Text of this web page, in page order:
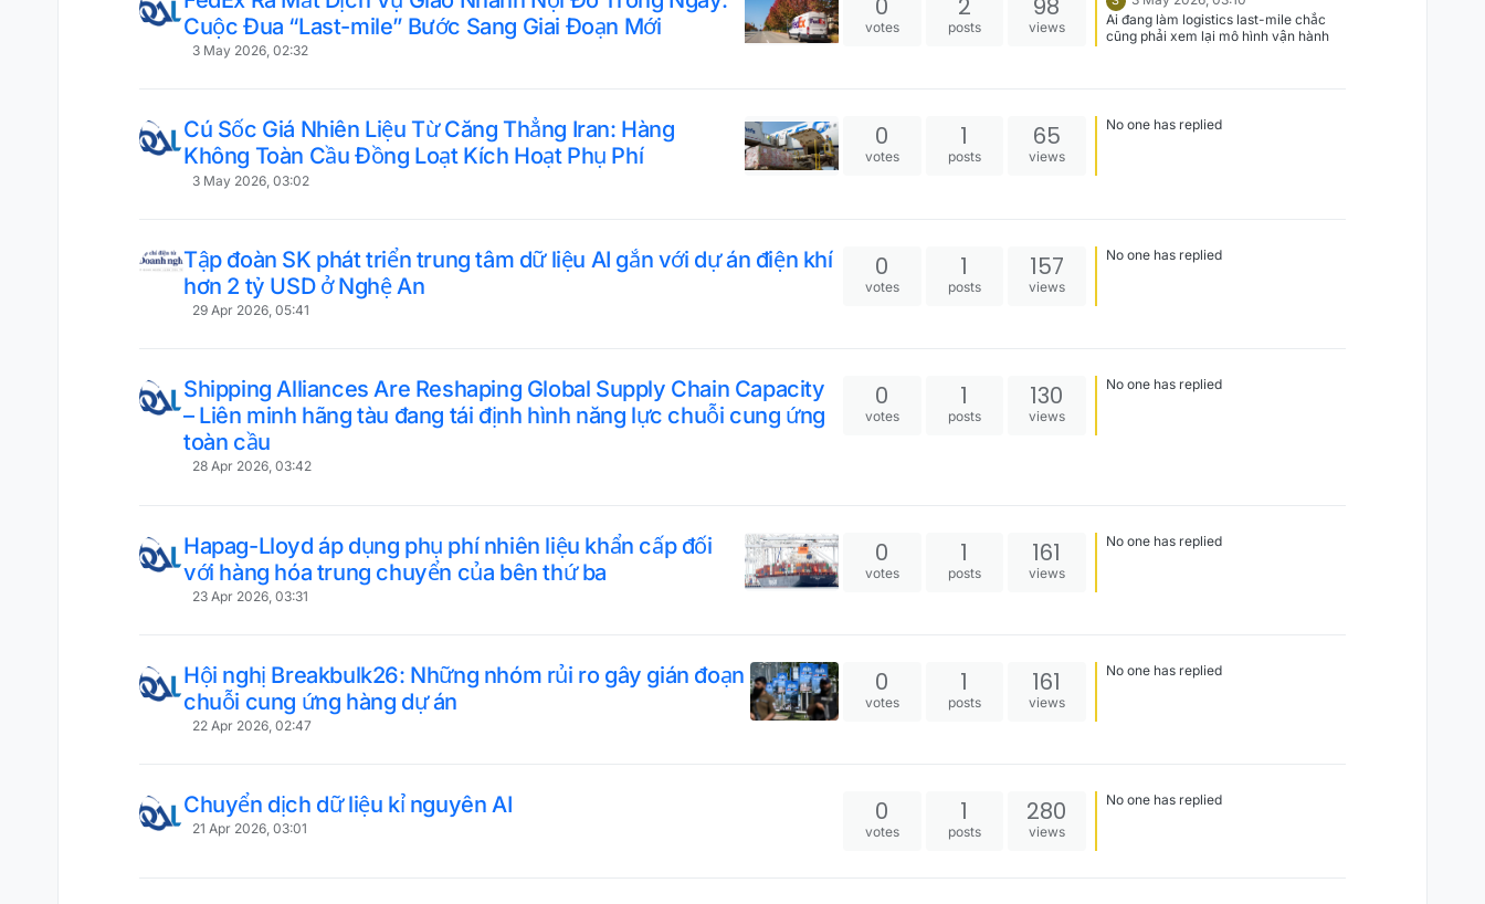
Cuộc Đua “Last-mile” Bước Sang Giai Đoạn Mới
3 May 2026, 02:32
0
votes
2
posts
98
views
Ai đang làm logistics last-mile chắc
cũng phải xem lại mô hình vận hành
Cú Sốc Giá Nhiên Liệu Từ Căng Thẳng Iran: Hàng
Không Toàn Cầu Đồng Loạt Kích Hoạt Phụ Phí
3 May 2026, 03:02
0
votes
1
posts
65
views
No one has replied
Tập đoàn SK phát triển trung tâm dữ liệu AI gắn với dự án điện khí
hơn 2 tỷ USD ở Nghệ An
29 Apr 2026, 05:41
0
votes
1
posts
157
views
No one has replied
Shipping Alliances Are Reshaping Global Supply Chain Capacity
– Liên minh hãng tàu đang tái định hình năng lực chuỗi cung ứng
toàn cầu
28 Apr 2026, 03:42
0
votes
1
posts
130
views
No one has replied
Hapag-Lloyd áp dụng phụ phí nhiên liệu khẩn cấp đối
với hàng hóa trung chuyển của bên thứ ba
23 Apr 2026, 03:31
0
votes
1
posts
161
views
No one has replied
Hội nghị Breakbulk26: Những nhóm rủi ro gây gián đoạn
chuỗi cung ứng hàng dự án
22 Apr 2026, 02:47
0
votes
1
posts
161
views
No one has replied
Chuyển dịch dữ liệu kỉ nguyên AI
21 Apr 2026, 03:01
0
votes
1
posts
280
views
No one has replied